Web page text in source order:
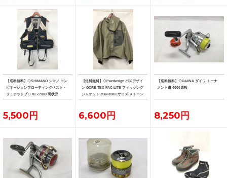
【送料無料】◇SHIMANO シマノ コン
ビネーションフローティングベスト・
リミテッドプロ VE-190D 現状品
5,500円
【送料無料】◇Pazdesign パズデザイ
ン GORE-TEX PAC LITE フィッシング
ジャケット ZGR-108 Lサイズ ストーン
系カラー
6,600円
【送料無料】◇DAIWA ダイワ トーナ
メント磯 4000遠投
8,250円